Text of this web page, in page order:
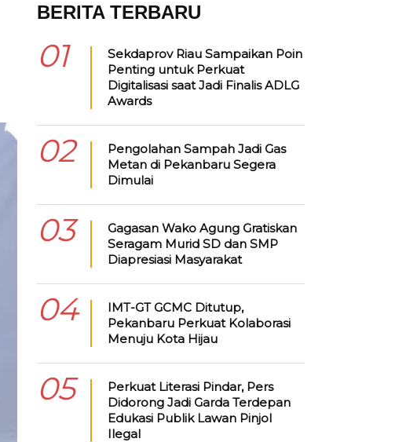
BERITA TERBARU
01
Sekdaprov Riau Sampaikan Poin
Penting untuk Perkuat
Digitalisasi saat Jadi Finalis ADLG
Awards
02
Pengolahan Sampah Jadi Gas
Metan di Pekanbaru Segera
Dimulai
03
Gagasan Wako Agung Gratiskan
Seragam Murid SD dan SMP
Diapresiasi Masyarakat
04
IMT-GT GCMC Ditutup,
Pekanbaru Perkuat Kolaborasi
Menuju Kota Hijau
05
Perkuat Literasi Pindar, Pers
Didorong Jadi Garda Terdepan
Edukasi Publik Lawan Pinjol
Ilegal